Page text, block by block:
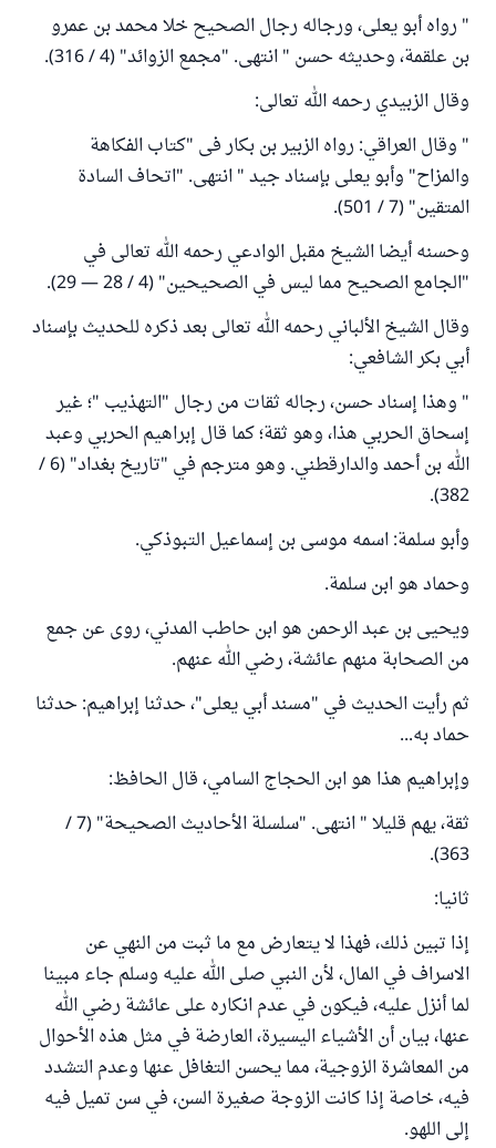
" رواه أبو يعلى، ورجاله رجال الصحيح خلا محمد بن عمرو
بن علقمة، وحديثه حسن " انتهى. "مجمع الزوائد" (4 / 316).
وقال الزبيدي رحمه الله تعالى:
" وقال العراقي: رواه الزبير بن بكار فى "كتاب الفكاهة
والمزاح" وأبو يعلى بإسناد جيد " انتهى. "اتحاف السادة
المتقين" (7 / 501).
وحسنه أيضا الشيخ مقبل الوادعي رحمه الله تعالى في
"الجامع الصحيح مما ليس في الصحيحين" (4 / 28 — 29).
وقال الشيخ الألباني رحمه الله تعالى بعد ذكره للحديث بإسناد
أبي بكر الشافعي:
" وهذا إسناد حسن، رجاله ثقات من رجال "التهذيب "؛ غير
إسحاق الحربي هذا، وهو ثقة؛ كما قال إبراهيم الحربي وعبد
الله بن أحمد والدارقطني. وهو مترجم في "تاريخ بغداد" (6 /
382).
وأبو سلمة: اسمه موسى بن إسماعيل التبوذكي.
وحماد هو ابن سلمة.
ويحيى بن عبد الرحمن هو ابن حاطب المدني، روى عن جمع
من الصحابة منهم عائشة، رضي الله عنهم.
ثم رأيت الحديث في "مسند أبي يعلى"، حدثنا إبراهيم: حدثنا
حماد به...
وإبراهيم هذا هو ابن الحجاج السامي، قال الحافظ:
ثقة، يهم قليلا " انتهى. "سلسلة الأحاديث الصحيحة" (7 /
363).
ثانيا:
إذا تبين ذلك، فهذا لا يتعارض مع ما ثبت من النهي عن
الاسراف في المال، لأن النبي صلى الله عليه وسلم جاء مبينا
لما أنزل عليه، فيكون في عدم انكاره على عائشة رضي الله
عنها، بيان أن الأشياء اليسيرة، العارضة في مثل هذه الأحوال
من المعاشرة الزوجية، مما يحسن التغافل عنها وعدم التشدد
فيه، خاصة إذا كانت الزوجة صغيرة السن، في سن تميل فيه
إلى اللهو.